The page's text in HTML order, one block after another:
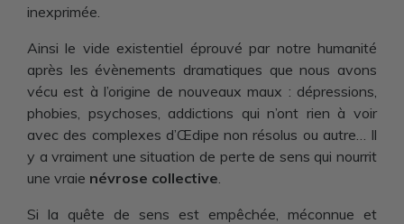
inexprimée.
Ainsi le vide existentiel éprouvé par notre humanité
après les évènements dramatiques que nous avons
vécu est à l’origine de nouveaux maux : dépressions,
phobies, psychoses, addictions qui n’ont rien à voir
avec des complexes d’Œdipe non résolus ou autre… Il
y a vraiment une situation de perte de sens qui nourrit
une vraie névrose collective
Si la quête de sens est empêchée, méconnue et